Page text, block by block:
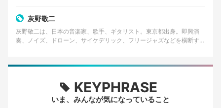
灰野敬二
灰野敬二は、日本の音楽家、歌手、ギタリスト。東京都出身。即興演
奏、ノイズ、ドローン、サイケデリック、フリージャズなどを横断する
KEYPHRASE
いま、みんなが気になっていること